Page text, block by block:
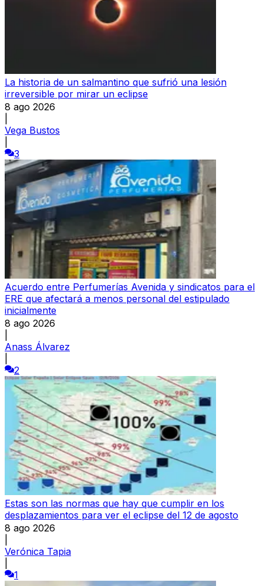
La historia de un salmantino que sufrió una lesión
irreversible por mirar un eclipse
8 ago 2026
Vega Bustos
3
Acuerdo entre Perfumerías Avenida y sindicatos para el
ERE que afectará a menos personal del estipulado
inicialmente
8 ago 2026
Anass Álvarez
2
Estas son las normas que hay que cumplir en los
desplazamientos para ver el eclipse del 12 de agosto
8 ago 2026
Verónica Tapia
1